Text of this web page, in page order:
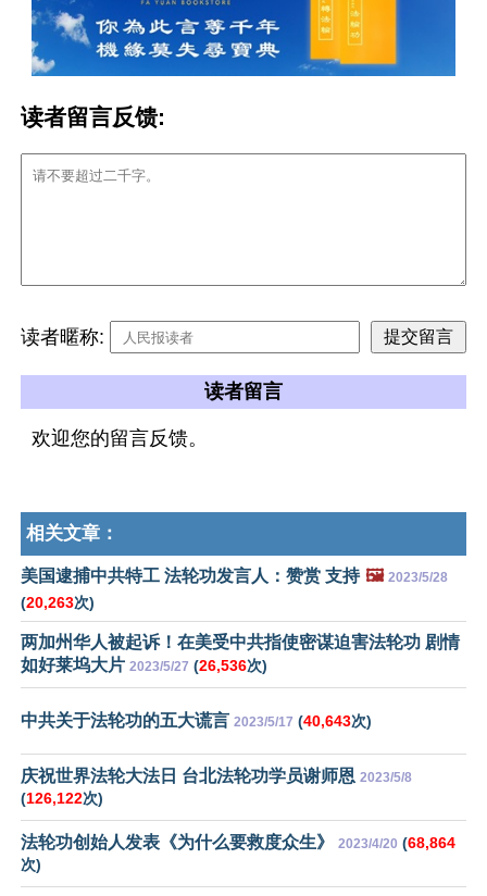
读者留言反馈:
读者暱称:
读者留言
欢迎您的留言反馈。
相关文章：
美国逮捕中共特工 法轮功发言人：赞赏 支持 🖼️ 2023/5/28
(20,263次)
两加州华人被起诉！在美受中共指使密谋迫害法轮功 剧情
如好莱坞大片 2023/5/27 (26,536次)
中共关于法轮功的五大谎言 2023/5/17 (40,643次)
庆祝世界法轮大法日 台北法轮功学员谢师恩 2023/5/8
(126,122次)
法轮功创始人发表《为什么要救度众生》 2023/4/20 (68,864
次)